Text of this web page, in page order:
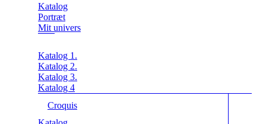
Katalog
Portræt
Mit univers
Katalog 1.
Katalog 2.
Katalog 3.
Katalog 4
Croquis